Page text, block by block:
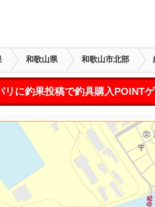
和歌山県 和歌山市北部
リに釣果投稿で釣具購入POINT